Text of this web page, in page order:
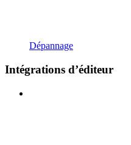
Dépannage
Intégrations d’éditeur